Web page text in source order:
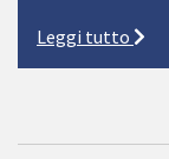
Leggi tutto